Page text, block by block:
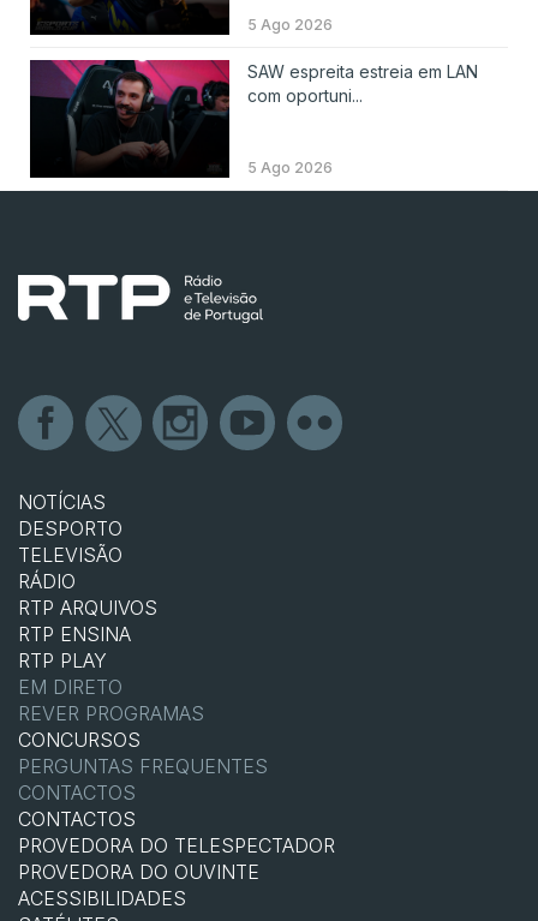
5 Ago 2026
SAW espreita estreia em LAN
com oportuni...
5 Ago 2026
NOTÍCIAS
DESPORTO
TELEVISÃO
RÁDIO
RTP ARQUIVOS
RTP ENSINA
RTP PLAY
EM DIRETO
REVER PROGRAMAS
CONCURSOS
PERGUNTAS FREQUENTES
CONTACTOS
CONTACTOS
PROVEDORA DO TELESPECTADOR
PROVEDORA DO OUVINTE
ACESSIBILIDADES